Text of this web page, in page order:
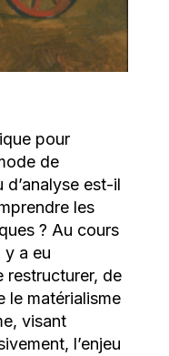
pour
de
est-il
les
? Au cours
y a eu
restructurer, de
le matérialisme
visant
l’enjeu